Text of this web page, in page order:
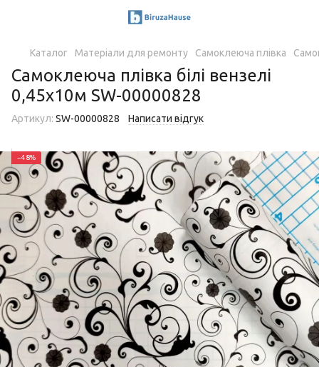
Каталог Матеріали для ремонту Самоклеюча плівка
Самоклеюча плівка білі вензелі
0,45х10м SW-00000828
Артикул: SW-00000828 Написати відгук
−48%